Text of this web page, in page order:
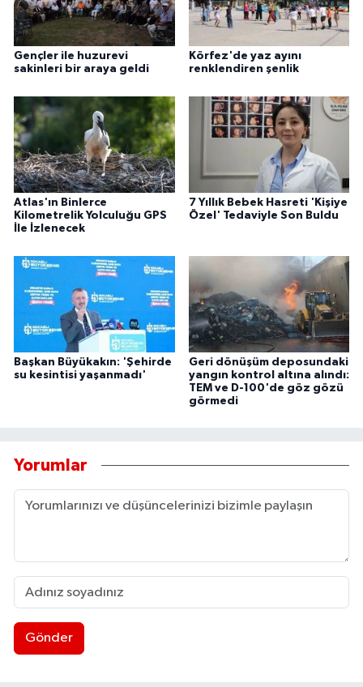
Gençler ile huzurevi
sakinleri bir araya geldi
Körfez'de yaz ayını
renklendiren şenlik
Atlas'ın Binlerce
Kilometrelik Yolculuğu GPS
İle İzlenecek
7 Yıllık Bebek Hasreti 'Kişiye
Özel' Tedaviyle Son Buldu
Başkan Büyükakın: 'Şehirde
su kesintisi yaşanmadı'
Geri dönüşüm deposundaki
yangın kontrol altına alındı:
TEM ve D-100'de göz gözü
görmedi
Yorumlar
Gönder